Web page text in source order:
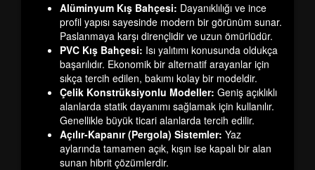
Alüminyum Kış Bahçesi: Dayanıklılığı ve ince
profil yapısı sayesinde modern bir görünüm sunar.
Paslanmaya karşı dirençlidir ve uzun ömürlüdür.
PVC Kış Bahçesi: Isı yalıtımı konusunda oldukça
başarılıdır. Ekonomik bir alternatif arayanlar için
sıkça tercih edilen, bakımı kolay bir modeldir.
Çelik Konstrüksiyonlu Modeller: Geniş açıklıklı
alanlarda statik dayanımı sağlamak için kullanılır.
Genellikle büyük ticari alanlarda tercih edilir.
Açılır-Kapanır (Pergola) Sistemler: Yaz
aylarında tamamen açık, kışın ise kapalı bir alan
sunan hibrit çözümlerdir.